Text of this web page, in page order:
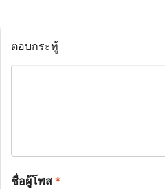
ตอบกระทู้
ชื่อผู้โพส*